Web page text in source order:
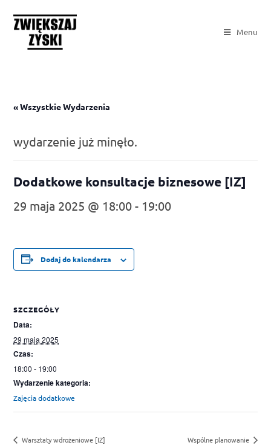
Menu
« Wszystkie Wydarzenia
wydarzenie już minęło.
Dodatkowe konsultacje biznesowe [IZ]
29 maja 2025 @ 18:00 - 19:00
Dodaj do kalendarza
SZCZEGÓŁY
Data:
29 maja 2025
Czas:
18:00 - 19:00
Wydarzenie kategoria:
Zajęcia dodatkowe
Warsztaty wdrożeniowe [IZ] Wspólne planowanie